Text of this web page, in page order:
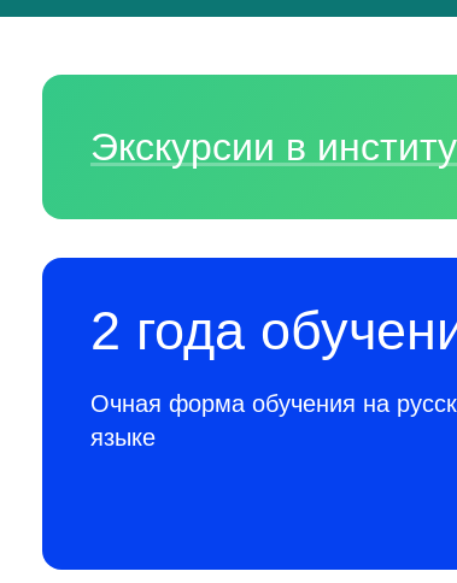
Экскурсии в
2 года
Очная форма обучения на
языке